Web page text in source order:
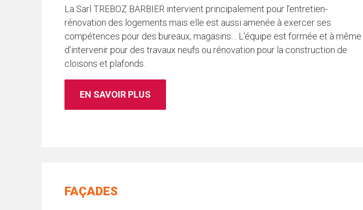
La Sarl TREBOZ BARBIER intervient principalement pour l’entretien-
rénovation des logements mais elle est aussi amenée à exercer ses
compétences pour des bureaux, magasins… L’équipe est formée et à même
d’intervenir pour des travaux neufs ou rénovation pour la construction de
cloisons et plafonds.
EN SAVOIR PLUS
FAÇADES